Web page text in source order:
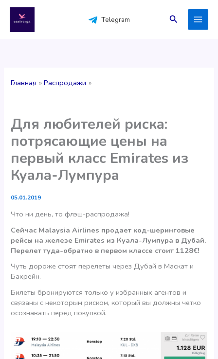
содержимому
Telegram Поиск
Главная Распродажи
Для любителей риска:
потрясающие цены на
первый класс Emirates из
Куала-Лумпура
05.01.2019
Что ни день, то флэш-распродажа!
Сейчас Malaysia Airlines продает код-шеринговые
рейсы на железе Emirates из Куала-Лумпура в Дубай.
Перелет туда-обратно в первом классе стоит 1128€!
Чуть дороже стоят перелеты через Дубай в Маскат и
Бахрейн.
Билеты бронируются только у избранных агентов и
связаны с некоторым риском, который вы должны четко
осознавать перед покупкой.